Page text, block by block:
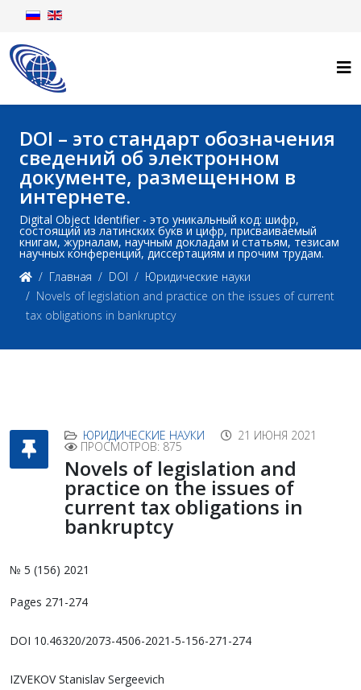
DOI – это стандарт обозначения
сведений об электронном
документе, размещенном в
интернете.
Digital Object Identifier - это уникальный код: шифр,
состоящий из латинских букв и цифр, присваиваемый
книгам, журналам, научным докладам и статьям, тезисам
научных конференций, диссертациям и прочим трудам.
Главная
DOI
Юридические науки
Novels of legislation and practice on the issues of current
tax obligations in bankruptcy
ЮРИДИЧЕСКИЕ НАУКИ 21 ИЮНЯ 2021
ПРОСМОТРОВ: 875
Novels of legislation and
practice on the issues of
current tax obligations in
bankruptcy
№ 5 (156) 2021
Pages 271-274
DOI 10.46320/2073-4506-2021-5-156-271-274
IZVEKOV Stanislav Sergeevich